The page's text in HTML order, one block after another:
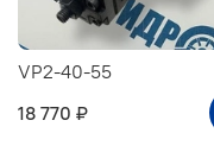
VP2-40-55
18 770 ₽